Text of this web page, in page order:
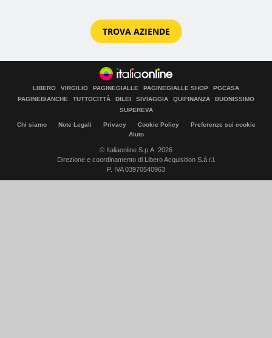
TROVA AZIENDE
LIBERO VIRGILIO PAGINEGIALLE PAGINEGIALLE SHOP
PGCASA
PAGINEBIANCHE
TUTTOCITTÀ DILEI SIVIAGGIA QUIFINANZA
BUONISSIMO
SUPEREVA
Chi siamo Note Legali Privacy Cookie Policy
Preferenze sui cookie
Aiuto
© Italiaonline S.p.A. 2026
Direzione e coordinamento di Libero Acquisition S.á r.l.
P. IVA 03970540963